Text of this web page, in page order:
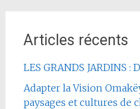
Articles récents
LES GRANDS JARDINS :
Adapter la Vision
paysages et cultures de